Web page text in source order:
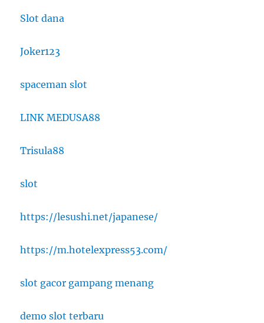
Slot dana
Joker123
spaceman slot
LINK MEDUSA88
Trisula88
slot
https://lesushi.net/japanese/
https://m.hotelexpress53.com/
slot gacor gampang menang
demo slot terbaru